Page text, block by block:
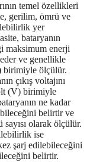
temel özellikleri
gerilim, ömrü ve
yer
bataryanın
maksimum enerji
ve genellikle
birimiyle ölçülür.
çıkış voltajını
(V) birimiyle
ne kadar
belirtir ve
olarak ölçülür.
ise
şarj edilebileceğini
belirtir.